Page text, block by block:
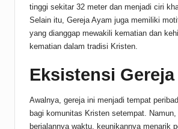
tinggi sekitar 32 meter dan menjadi ciri
Selain itu, Gereja Ayam juga memiliki
yang dianggap mewakili kematian dan
kematian dalam tradisi Kristen.
Eksistensi Gereja
Awalnya, gereja ini menjadi tempat
bagi komunitas Kristen setempat.
berjalannya waktu, keunikannya menarik